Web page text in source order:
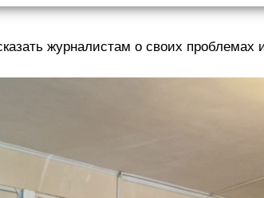
журналистам о своих